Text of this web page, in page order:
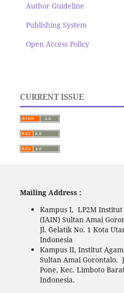
Author Guideline
Publishing System
Open Access Policy
CURRENT ISSUE
Mailing Address :
Kampus I, LP2M
(IAIN) Sultan Amai
Jl. Gelatik No. 1 Kota
Indonesia
Kampus II, Institut
Sultan Amai Gorontalo.
Pone, Kec. Limboto
Indonesia.